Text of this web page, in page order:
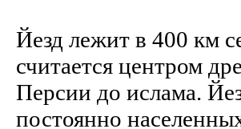
Йезд лежит в 400 км
считается центром
Персии до ислама.
постоянно